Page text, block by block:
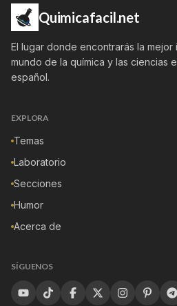
Quimicafacil.net
El lugar donde encontrarás la mejor
mundo de la química y las ciencias
español.
EXPLORA
Temas
Laboratorio
Secciones
Humor
Acerca de
SÍGUENOS